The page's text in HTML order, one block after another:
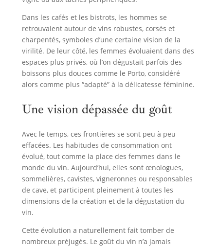
Dans les cafés et les bistrots, les hommes se
retrouvaient autour de vins robustes, corsés et
charpentés, symboles d’une certaine vision de la
virilité. De leur côté, les femmes évoluaient dans des
espaces plus privés, où l’on dégustait parfois des
boissons plus douces comme le Porto, considéré
alors comme plus “adapté” à la délicatesse féminine.
Une vision dépassée du goût
Avec le temps, ces frontières se sont peu à peu
effacées. Les habitudes de consommation ont
évolué, tout comme la place des femmes dans le
monde du vin. Aujourd’hui, elles sont œnologues,
sommelières, cavistes, vigneronnes ou responsables
de cave, et participent pleinement à toutes les
dimensions de la création et de la dégustation du
vin.
Cette évolution a naturellement fait tomber de
nombreux préjugés. Le goût du vin n’a jamais